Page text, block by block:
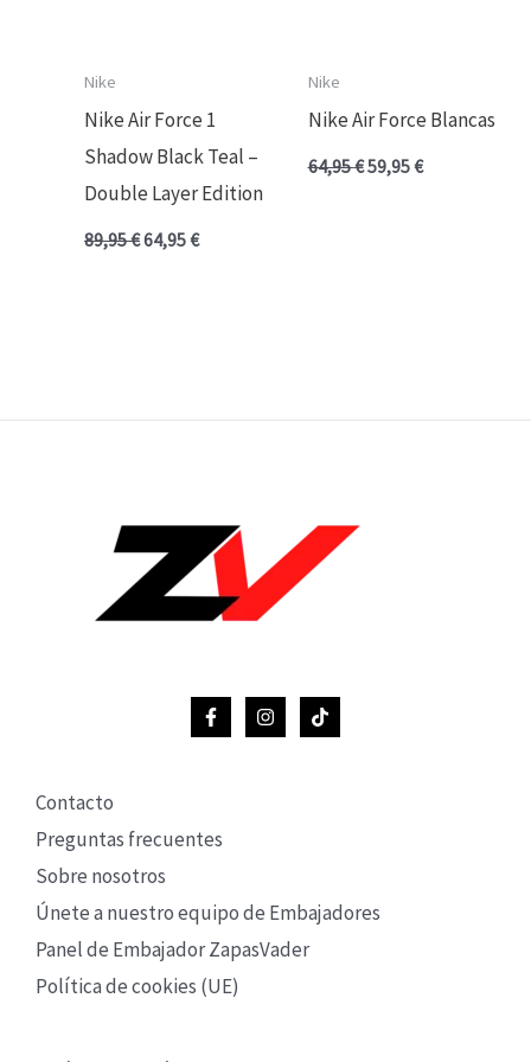
Nike
Nike Air Force 1
Shadow Black Teal –
Double Layer Edition
89,95€64,95€
Nike
Nike Air Force Blancas
64,95€59,95€
Contacto
Preguntas frecuentes
Sobre nosotros
Únete a nuestro equipo de Embajadores
Panel de Embajador ZapasVader
Política de cookies (UE)